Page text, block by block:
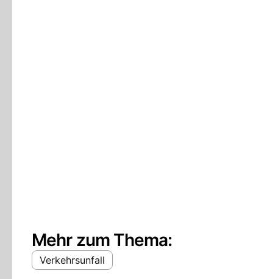
Mehr zum Thema:
Verkehrsunfall